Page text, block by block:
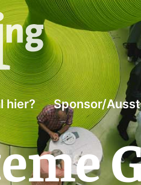
hier? Sponsor/